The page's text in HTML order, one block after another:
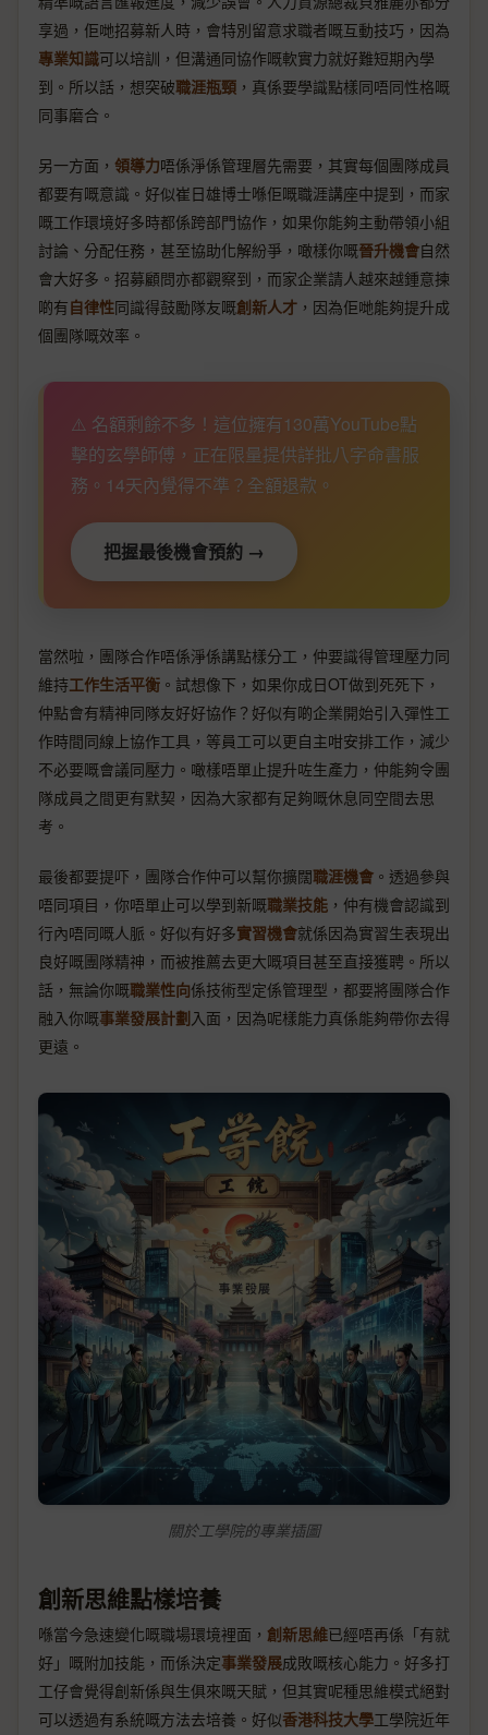
享過，佢哋招募新人時，會特別留意求職者嘅互動技巧，因為
專業知識可以培訓，但溝通同協作嘅軟實力就好難短期內學
到。所以話，想突破職涯瓶頸 ，真係要學識點樣同唔同性格嘅
同事磨合。
另一方面， 領導力唔係淨係管理層先需要，其實每個團隊成員
都要有嘅意識。好似崔日雄博士喺佢嘅職涯講座中提到，而家
嘅工作環境好多時都係跨部門協作，如果你能夠主動帶領小組
討論、分配任務，甚至協助化解紛爭，噉樣你嘅晉升機會自然
會大好多。招募顧問亦都觀察到，而家企業請人越來越鍾意揀
啲有自律性同識得鼓勵隊友嘅創新人才 ，因為佢哋能夠提升成
個團隊嘅效率。
⚠️ 名額剩餘不多！這位擁有130萬YouTube點
擊的玄學師傅，正在限量提供詳批八字命書服
務。14天內覺得不準？全額退款。
把握最後機會預約 →
當然啦，團隊合作唔係淨係講點樣分工，仲要識得管理壓力同
維持工作生活平衡 。試想像下，如果你成日OT做到死死下，
仲點會有精神同隊友好好協作？好似有啲企業開始引入彈性工
作時間同線上協作工具，等員工可以更自主咁安排工作，減少
不必要嘅會議同壓力。噉樣唔單止提升咗生產力，仲能夠令團
隊成員之間更有默契，因為大家都有足夠嘅休息同空間去思
考。
最後都要提吓，團隊合作仲可以幫你擴闊職涯機會 。透過參與
唔同項目，你唔單止可以學到新嘅職業技能 ，仲有機會認識到
行內唔同嘅人脈。好似有好多實習機會就係因為實習生表現出
良好嘅團隊精神，而被推薦去更大嘅項目甚至直接獲聘。所以
話，無論你嘅職業性向係技術型定係管理型，都要將團隊合作
融入你嘅事業發展計劃入面，因為呢樣能力真係能夠帶你去得
更遠。
關於工學院的專業插圖
創新思維點樣培養
喺當今急速變化嘅職場環境裡面， 創新思維已經唔再係「有就
好」嘅附加技能，而係決定事業發展成敗嘅核心能力。好多打
工仔會覺得創新係與生俱來嘅天賦，但其實呢種思維模式絕對
可以透過有系統嘅方法去培養。好似香港科技大學工學院近年